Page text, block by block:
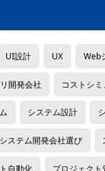
UI設計 UX Web
開発会社 コストシ
システム設計
システム開発会社選び
自動化 プロジェクト